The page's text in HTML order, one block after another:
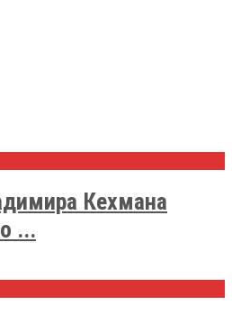
Кехмана
...